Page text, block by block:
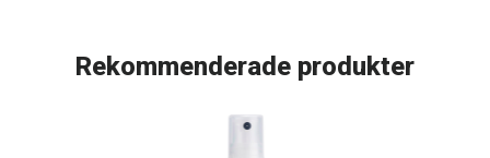
Rekommenderade produkter